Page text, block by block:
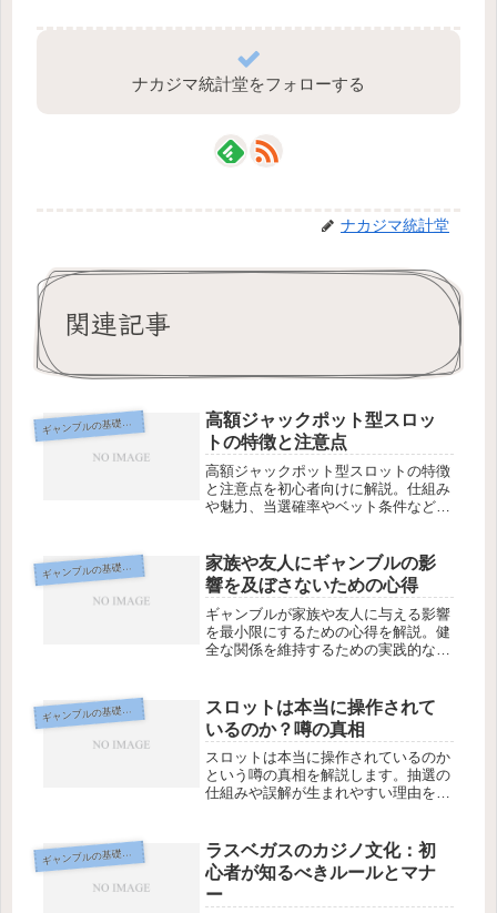
ナカジマ統計堂をフォローする
ナカジマ統計堂
関連記事
ギ
ャンブルの基礎知識
高額ジャックポット型スロッ
トの特徴と注意点
高額ジャックポット型スロットの特徴
と注意点を初心者向けに解説。仕組み
や魅力、当選確率やベット条件など、
ギ
ャンブルの基礎知識
家族や友人にギャンブルの影
響を及ぼさないための心得
ギャンブルが家族や友人に与える影響
を最小限にするための心得を解説。健
全な関係を維持するための実践的なア
ギ
ャンブルの基礎知識
スロットは本当に操作されて
いるのか？噂の真相
スロットは本当に操作されているのか
という噂の真相を解説します。抽選の
仕組みや誤解が生まれやすい理由を整
ギ
ャンブルの基礎知識
ラスベガスのカジノ文化：初
心者が知るべきルールとマナ
ー